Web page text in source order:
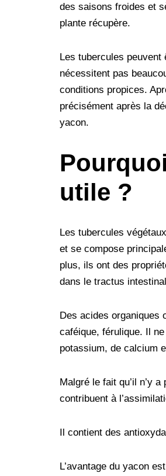
des saisons froides et
plante récupère.
Les tubercules
nécessitent pas
conditions propices.
précisément après la
yacon.
utile ?
Les tubercules
et se compose
plus, ils ont des
dans le tractus
Des acides organiques
caféique, férulique. Il
potassium, de calcium
Malgré le fait qu’il n’y
contribuent à
Il contient des
L’avantage du yacon